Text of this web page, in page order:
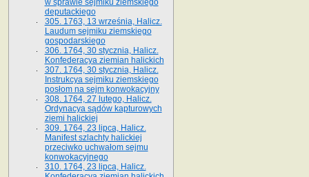
w sprawie sejmiku ziemskiego
deputackiego
305. 1763, 13 września, Halicz.
Laudum sejmiku ziemskiego
gospodarskiego
306. 1764, 30 stycznia, Halicz.
Konfederacya ziemian halickich
307. 1764, 30 stycznia, Halicz.
Instrukcya sejmiku ziemskiego
posłom na sejm konwokacyjny
308. 1764, 27 lutego, Halicz.
Ordynacya sądów kapturowych
ziemi halickiej
309. 1764, 23 lipca, Halicz.
Manifest szlachty halickiej
przeciwko uchwałom sejmu
konwokacyjnego
310. 1764, 23 lipca, Halicz.